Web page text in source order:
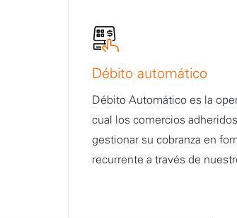
Débito automático
Débito Automático es la
cual los comercios
gestionar su cobranza en
recurrente a través de